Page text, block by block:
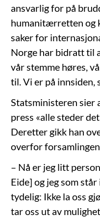
ansvarlig for på
humanitærretten og
saker for
Norge har bidratt til
vår stemme høres,
til. Vi er på innsiden,
Statsministeren sier
press «alle steder
Deretter gikk han
overfor
– Nå er jeg litt
Eide] og jeg som
tydelig: Ikke la oss
tar oss ut av